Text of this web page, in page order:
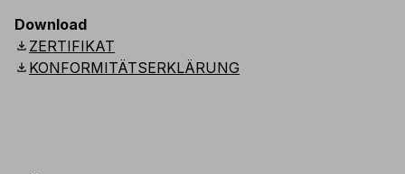
Download
download ZERTIFIKAT
download KONFORMITÄTSERKLÄRUNG